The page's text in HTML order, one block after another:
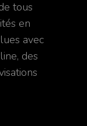
tous
en
avec
des